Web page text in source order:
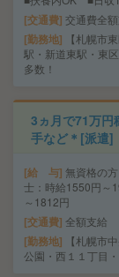
交通費 交通費全
勤務地
【札幌市
駅・新道東駅・東
多数！
3ヵ月で71万円
手など＊[派遣]
給 与 無資格の
士：時給1550円～
～1812円
交通費 全額支給
勤務地
【札幌市
公園・西１１丁目